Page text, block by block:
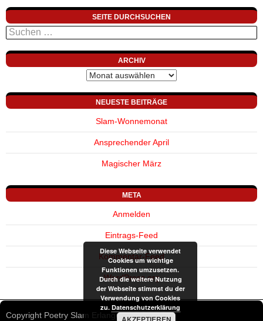
SEITE DURCHSUCHEN
Suchen
nach:
ARCHIV
Archiv
NEUESTE BEITRÄGE
Slam-Wonnemonat
Ansprechender April
Magischer März
META
Anmelden
Eintrags-Feed
Kommentar-Feed
WordPress.org
Copyright Poetry Slam Erlangen © 2002-2026
Diese Webseite verwendet
Cookies um wichtige
Funktionen umzusetzen.
Durch die weitere Nutzung
der Webseite stimmst du der
Verwendung von Cookies
zu. Datenschutzerklärung